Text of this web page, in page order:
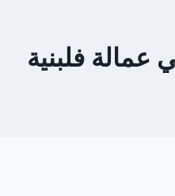
فلبنية